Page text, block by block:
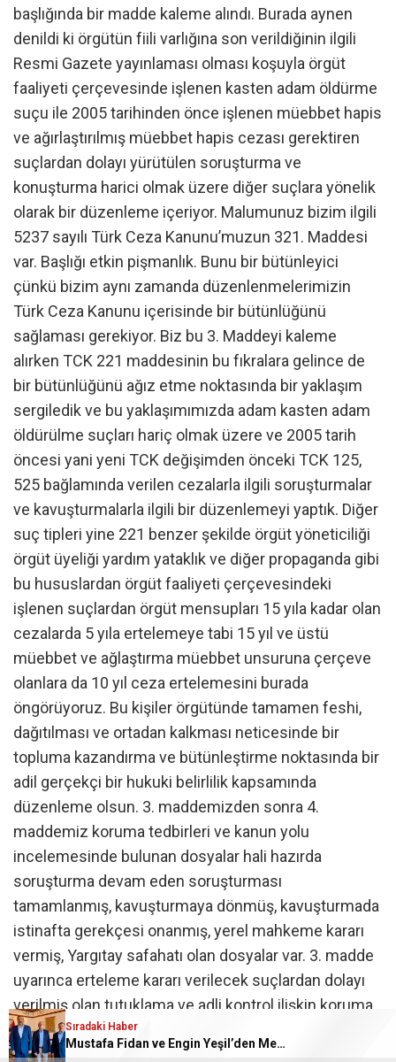
başlığında bir madde kaleme alındı. Burada aynen
denildi ki örgütün fiili varlığına son verildiğinin ilgili
Resmi Gazete yayınlaması olması koşuyla örgüt
faaliyeti çerçevesinde işlenen kasten adam öldürme
suçu ile 2005 tarihinden önce işlenen müebbet hapis
ve ağırlaştırılmış müebbet hapis cezası gerektiren
suçlardan dolayı yürütülen soruşturma ve
konuşturma harici olmak üzere diğer suçlara yönelik
olarak bir düzenleme içeriyor. Malumunuz bizim ilgili
5237 sayılı Türk Ceza Kanunu’muzun 321. Maddesi
var. Başlığı etkin pişmanlık. Bunu bir bütünleyici
çünkü bizim aynı zamanda düzenlenmelerimizin
Türk Ceza Kanunu içerisinde bir bütünlüğünü
sağlaması gerekiyor. Biz bu 3. Maddeyi kaleme
alırken TCK 221 maddesinin bu fıkralara gelince de
bir bütünlüğünü ağız etme noktasında bir yaklaşım
sergiledik ve bu yaklaşımımızda adam kasten adam
öldürülme suçları hariç olmak üzere ve 2005 tarih
öncesi yani yeni TCK değişimden önceki TCK 125,
525 bağlamında verilen cezalarla ilgili soruşturmalar
ve kavuşturmalarla ilgili bir düzenlemeyi yaptık. Diğer
suç tipleri yine 221 benzer şekilde örgüt yöneticiliği
örgüt üyeliği yardım yataklık ve diğer propaganda gibi
bu hususlardan örgüt faaliyeti çerçevesindeki
işlenen suçlardan örgüt mensupları 15 yıla kadar olan
cezalarda 5 yıla ertelemeye tabi 15 yıl ve üstü
müebbet ve ağlaştırma müebbet unsuruna çerçeve
olanlara da 10 yıl ceza ertelemesini burada
öngörüyoruz. Bu kişiler örgütünde tamamen feshi,
dağıtılması ve ortadan kalkması neticesinde bir
topluma kazandırma ve bütünleştirme noktasında bir
adil gerçekçi bir hukuki belirlilik kapsamında
düzenleme olsun. 3. maddemizden sonra 4.
maddemiz koruma tedbirleri ve kanun yolu
incelemesinde bulunan dosyalar hali hazırda
soruşturma devam eden soruşturması
tamamlanmış, kavuşturmaya dönmüş, kavuşturmada
istinafta gerekçesi onanmış, yerel mahkeme kararı
vermiş, Yargıtay safahatı olan dosyalar var. 3. madde
uyarınca erteleme kararı verilecek suçlardan dolayı
verilmiş olan tutuklama ve adli kontrol ilişkin koruma
tedbirleri soruşturma veya kavuşturma bulunduğu
yerdeki yetkili hakim veya mahkeme tarafından ilgili
Sıradaki Haber
Mustafa Fidan ve Engin Yeşil’den Mehmet Mehdi Eker’e Ziyaret